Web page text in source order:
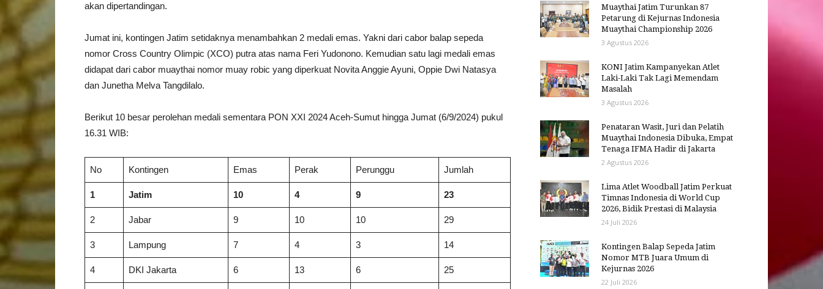
akan dipertandingan.
Jumat ini, kontingen Jatim setidaknya menambahkan 2 medali emas. Yakni dari cabor balap sepeda
nomor Cross Country Olimpic (XCO) putra atas nama Feri Yudonono. Kemudian satu lagi medali emas
didapat dari cabor muaythai nomor muay robic yang diperkuat Novita Anggie Ayuni, Oppie Dwi Natasya
dan Junetha Melva Tangdilalo.
Berikut 10 besar perolehan medali sementara PON XXI 2024 Aceh-Sumut hingga Jumat (6/9/2024) pukul
16.31 WIB:
No Kontingen Emas Perak Perunggu Jumlah
1 Jatim 10 4 9 23
2 Jabar 9 10 10 29
3 Lampung 7 4 3 14
4 DKI Jakarta 6 13 6 25
Muaythai Jatim Turunkan 87
Petarung di Kejurnas Indonesia
Muaythai Championship 2026
3 Agustus 2026
KONI Jatim Kampanyekan Atlet
Laki-Laki Tak Lagi Memendam
Masalah
3 Agustus 2026
Penataran Wasit, Juri dan Pelatih
Muaythai Indonesia Dibuka, Empat
Tenaga IFMA Hadir di Jakarta
2 Agustus 2026
Lima Atlet Woodball Jatim Perkuat
Timnas Indonesia di World Cup
2026, Bidik Prestasi di Malaysia
24 Juli 2026
Kontingen Balap Sepeda Jatim
Nomor MTB Juara Umum di
Kejurnas 2026
22 Juli 2026